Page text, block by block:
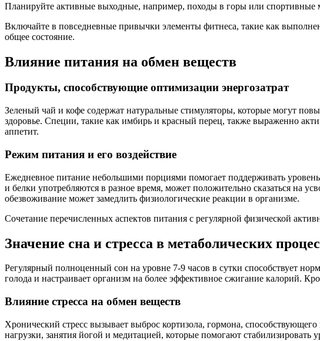
Планируйте активные выходные, например, походы в горы или спортивные
Включайте в повседневные привычки элементы фитнеса, такие как
общее состояние.
Влияние питания на обмен веществ
Продукты, способствующие оптимизации энергозатрат
Зеленый чай и кофе содержат натуральные стимуляторы, которые могут
здоровье. Специи, такие как имбирь и красный перец, также выраженно
аппетит.
Режим питания и его воздействие
Ежедневное питание небольшими порциями помогает поддерживать
и белки употребляются в разное время, может положительно сказаться на
обезвоживание может замедлить физиологические реакции в организме.
Сочетание перечисленных аспектов питания с регулярной физической
Значение сна и стресса в метаболических
Регулярный полноценный сон на уровне 7-9 часов в сутки способствует
голода и настраивает организм на более эффективное сжигание калорий.
Влияние стресса на обмен веществ
Хронический стресс вызывает выброс кортизола, гормона,
нагрузки, занятия йогой и медитацией, которые помогают стабилизировать